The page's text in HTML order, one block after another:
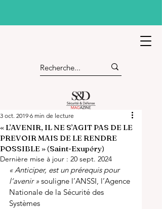
« L’AVENIR, IL NE S’AGIT PAS DE LE
PREVOIR MAIS DE LE RENDRE
POSSIBLE » (Saint-Exupéry)
3 oct. 2019 6 min de lecture
Dernière mise à jour : 20 sept. 2024
« Anticiper, est un prérequis pour
l’avenir » souligne l’ANSSI, l’Agence
Nationale de la Sécurité des
Systèmes